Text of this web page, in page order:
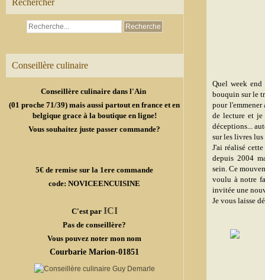
Rechercher
Conseillère culinaire
Conseillère culinaire dans l'Ain
(01 proche 71/39) mais aussi partout en france et en
belgique grace à la boutique en ligne!
Vous souhaitez juste passer commande?
5€ de remise sur la 1ere commande
code: NOVICEENCUISINE
C'est par ICI
Pas de conseillère?
Vous pouvez noter mon nom
Courbarie Marion-01851
Quel week
bouquin sur le
pour l'emmener
de lecture et je
déceptions...
sur les livres
J'ai réalisé
depuis 2004
sein.Ce
voulu à notre
invitée une
Je vous laisse